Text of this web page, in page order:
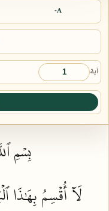
A-
آية
بِسۡمِ
لَآأُقۡسِمُبِهَٰذَا